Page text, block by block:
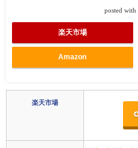
posted with
楽天市場
Amazon
楽天市場